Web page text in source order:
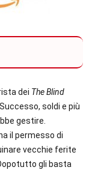
dei The Blind
soldi e più
gestire.
il permesso di
vecchie ferite
gli basta